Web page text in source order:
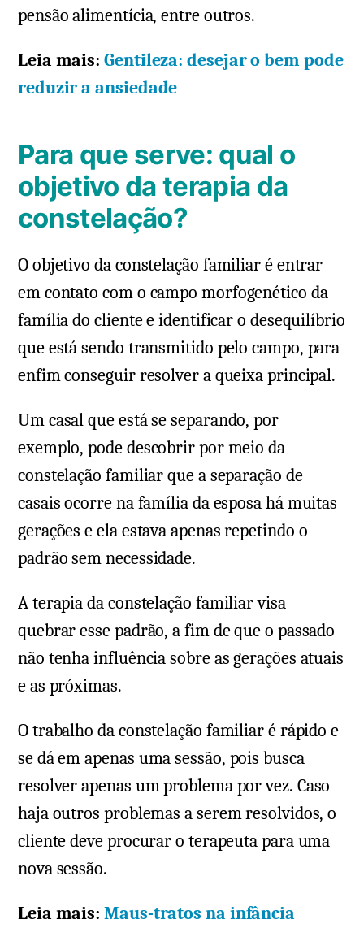
pensão alimentícia, entre outros.
Leia mais:Gentileza: desejar o bem pode
reduzir a ansiedade
Para que serve: qual o
objetivo da terapia da
constelação?
O objetivo da constelação familiar é entrar
em contato com o campo morfogenético da
família do cliente e identificar o desequilíbrio
que está sendo transmitido pelo campo, para
enfim conseguir resolver a queixa principal.
Um casal que está se separando, por
exemplo, pode descobrir por meio da
constelação familiar que a separação de
casais ocorre na família da esposa há muitas
gerações e ela estava apenas repetindo o
padrão sem necessidade.
A terapia da constelação familiar visa
quebrar esse padrão, a fim de que o passado
não tenha influência sobre as gerações atuais
e as próximas.
O trabalho da constelação familiar é rápido e
se dá em apenas uma sessão, pois busca
resolver apenas um problema por vez. Caso
haja outros problemas a serem resolvidos, o
cliente deve procurar o terapeuta para uma
nova sessão.
Leia mais:Maus-tratos na infância